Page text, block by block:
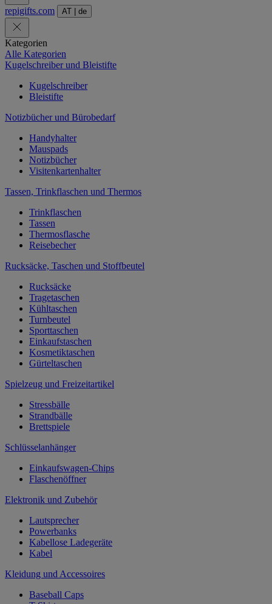
repigifts.com AT de
Kategorien
Alle Kategorien
Kugelschreiber und Bleistifte
Kugelschreiber
Bleistifte
Notizbücher und Bürobedarf
Handyhalter
Mauspads
Notizbücher
Visitenkartenhalter
Tassen, Trinkflaschen und Thermos
Trinkflaschen
Tassen
Thermosflasche
Reisebecher
Rucksäcke, Taschen und Stoffbeutel
Rucksäcke
Tragetaschen
Kühltaschen
Turnbeutel
Sporttaschen
Einkaufstaschen
Kosmetiktaschen
Gürteltaschen
Spielzeug und Freizeitartikel
Stressbälle
Strandbälle
Brettspiele
Schlüsselanhänger
Einkaufswagen-Chips
Flaschenöffner
Elektronik und Zubehör
Lautsprecher
Powerbanks
Kabellose Ladegeräte
Kabel
Kleidung und Accessoires
Baseball Caps